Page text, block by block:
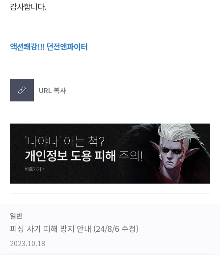
감사합니다.
액션쾌감!!! 던전앤파이터
URL 복사
일반
피싱 사기 피해 방지 안내 (24/8/6 수정)
2023.10.18